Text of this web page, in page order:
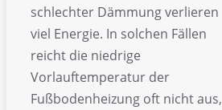
schlechter Dämmung verlieren
viel Energie. In solchen Fällen
reicht die niedrige
Vorlauftemperatur der
Fußbodenheizung oft nicht aus,